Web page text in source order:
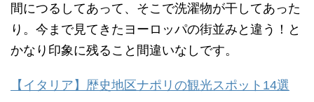
間につるしてあって、そこで洗濯物が干してあった
り。今まで見てきたヨーロッパの街並みと違う！と
かなり印象に残ること間違いなしです。
【イタリア】歴史地区ナポリの観光スポット14選